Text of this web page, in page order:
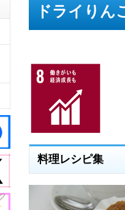
ドライりん
料理レシピ集